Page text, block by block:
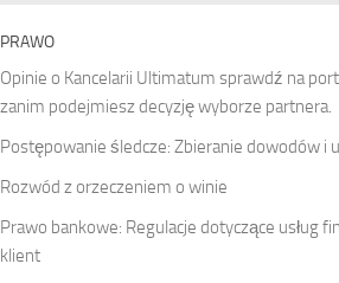
PRAWO
Opinie o Kancelarii Ultimatum sprawdź na
zanim podejmiesz decyzję wyborze partnera.
Postępowanie śledcze: Zbieranie dowodów i
Rozwód z orzeczeniem o winie
Prawo bankowe: Regulacje dotyczące usług
klient